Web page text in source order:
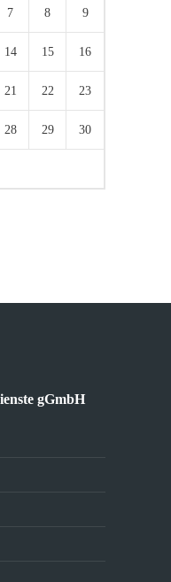
7 8 9
14 15 16
21 22 23
28 29 30
gGmbH